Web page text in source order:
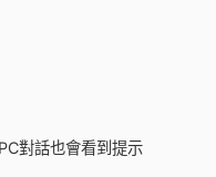
對話也會看到提示